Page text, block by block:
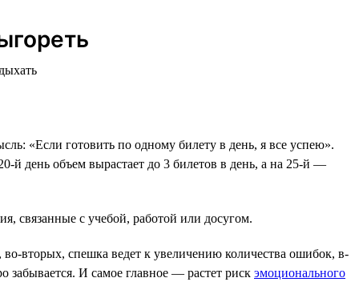
«Если готовить по одному билету в день, я все успею».
й день объем вырастает до 3 билетов в день, а на 25-й —
связанные с учебой, работой или досугом.
вторых, спешка ведет к увеличению количества ошибок, в-
И самое главное — растет риск эмоционального